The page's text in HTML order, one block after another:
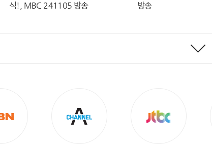
식!, MBC 241105 방송
방송